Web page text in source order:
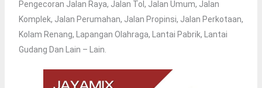
Pengecoran Jalan Raya, Jalan Tol, Jalan Umum, Jalan
Komplek, Jalan Perumahan, Jalan Propinsi, Jalan Perkotaan,
Kolam Renang, Lapangan Olahraga, Lantai Pabrik, Lantai
Gudang Dan Lain – Lain.